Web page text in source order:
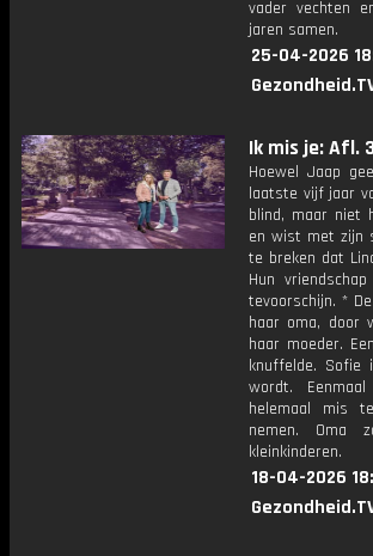
vader vechten
jaren samen.
25-04-2026
Ik mis je: Afl.
Hoewel Jaap
laatste vijf jaar
blind, maar niet
en wist met zijn
te breken dat
Hun
tevoorschijn. *
haar oma, door
haar moeder.
knuffelde.
wordt.
helemaal mis
nemen. Oma
kleinkinderen.
18-04-2026